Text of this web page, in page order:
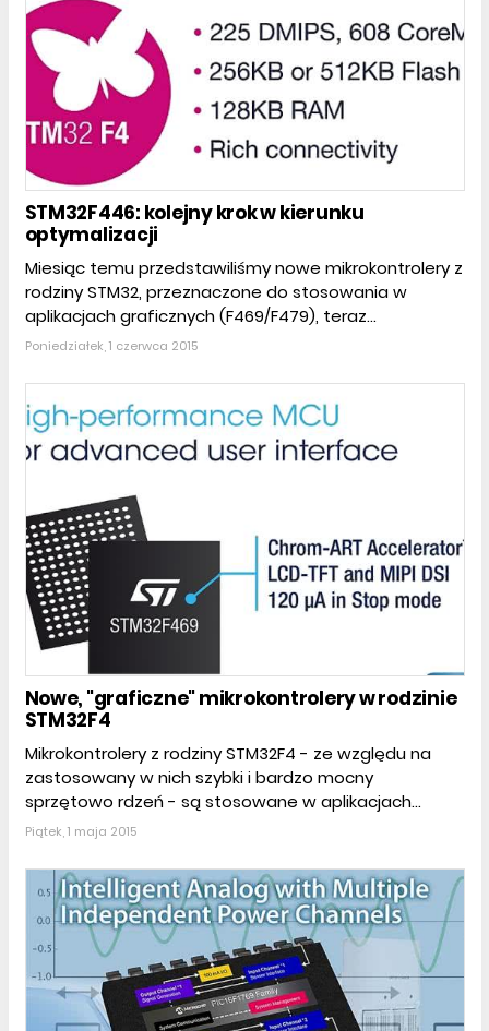
STM32F446: kolejny krok w kierunku
optymalizacji
Miesiąc temu przedstawiliśmy nowe mikrokontrolery z
rodziny STM32, przeznaczone do stosowania w
aplikacjach graficznych (F469/F479), teraz...
Poniedziałek, 1 czerwca 2015
Nowe, "graficzne" mikrokontrolery w rodzinie
STM32F4
Mikrokontrolery z rodziny STM32F4 - ze względu na
zastosowany w nich szybki i bardzo mocny
sprzętowo rdzeń - są stosowane w aplikacjach...
Piątek, 1 maja 2015